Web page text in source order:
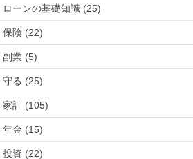
ローンの基礎知識 (25)
保険 (22)
副業 (5)
守る (25)
家計 (105)
年金 (15)
投資 (22)